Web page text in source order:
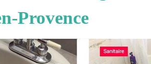
Provence